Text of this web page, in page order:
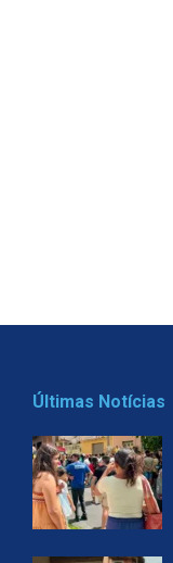
Últimas Notícias